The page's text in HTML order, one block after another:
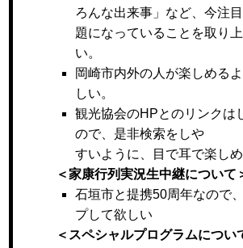
ろんな出来事」など、今注
題になっていることを取り
い。
岡崎市内外の人が楽しめる
しい。
観光協会のHPとのリンクは
ので、是非検索をしや
すいように、目で耳で楽しめ
＜家康行列実況生中継について
石垣市と提携50周年なので
プして欲しい
＜スペシャルプログラムについ